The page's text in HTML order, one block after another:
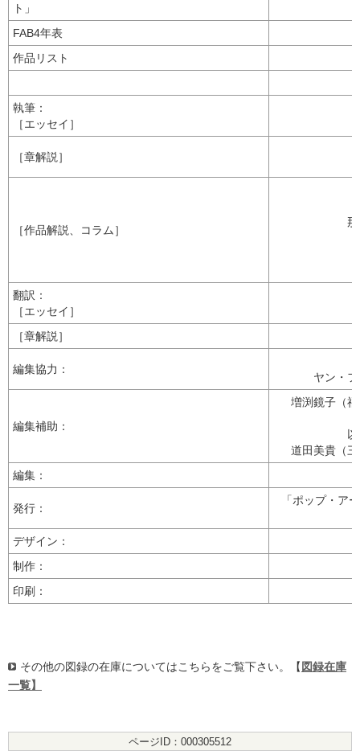
ト」
FAB4年表
作品リスト
執筆：
［エッセイ］
［章解説］
［作品解説、コラム］
翻訳：
［エッセイ］
［章解説］
編集協力：
ヤン・
編集補助：
増渕鏡子（
道田美貴（
編集：
発行：
「ポップ・
デザイン：
制作：
印刷：
その他の図録の在庫についてはこちらをご覧下さい。【図録在庫
一覧】
ページID：000305512